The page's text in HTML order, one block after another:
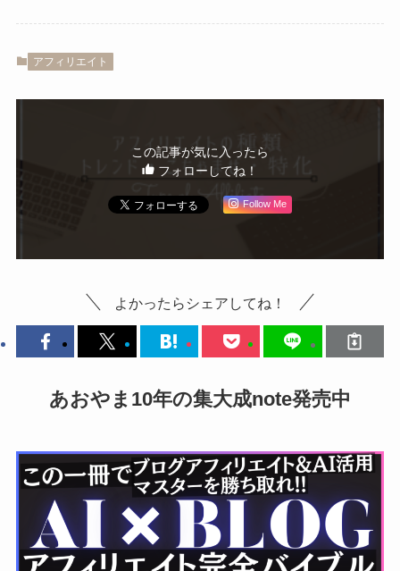
アフィリエイト
この記事が気に入ったら
フォローしてね！
Follow Me
よかったらシェアしてね！
あおやま10年の集大成note発売中